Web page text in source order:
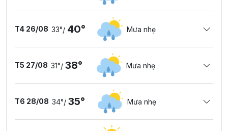
T4 26/08 33°/ 40° Mưa nhẹ
T5 27/08 31°/ 38° Mưa nhẹ
T6 28/08 34°/ 35° Mưa nhẹ